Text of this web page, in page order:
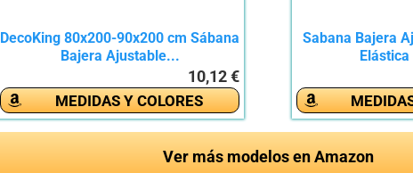
DecoKing 80x200-90x200 cm Sábana
Bajera Ajustable...
10,12 €
MEDIDAS Y COLORES
Sabana Bajera
Elástica
Ver más modelos en Amazon